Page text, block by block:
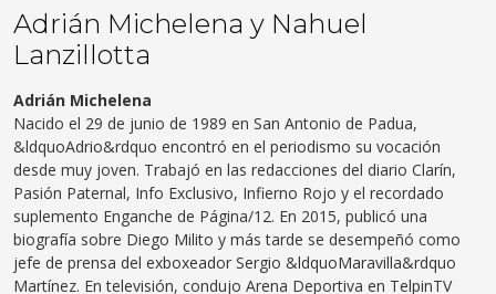
Adrián Michelena y Nahuel
Lanzillotta
Adrián Michelena
Nacido el 29 de junio de 1989 en San Antonio de Padua,
&ldquoAdrio&rdquo encontró en el periodismo su vocación
desde muy joven. Trabajó en las redacciones del diario Clarín,
Pasión Paternal, Info Exclusivo, Infierno Rojo y el recordado
suplemento Enganche de Página/12. En 2015, publicó una
biografía sobre Diego Milito y más tarde se desempeñó como
jefe de prensa del exboxeador Sergio &ldquoMaravilla&rdquo
Martínez. En televisión, condujo Arena Deportiva en TelpinTV